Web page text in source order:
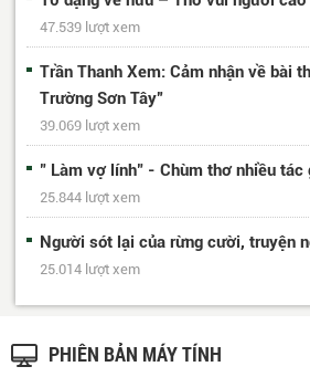
47.539 lượt xem
Trần Thanh Xem: Cảm nhận về bài
Trường Sơn Tây”
39.069 lượt xem
" Làm vợ lính" - Chùm thơ nhiều tác
25.844 lượt xem
Người sót lại của rừng cười, truyện
25.014 lượt xem
PHIÊN BẢN MÁY TÍNH